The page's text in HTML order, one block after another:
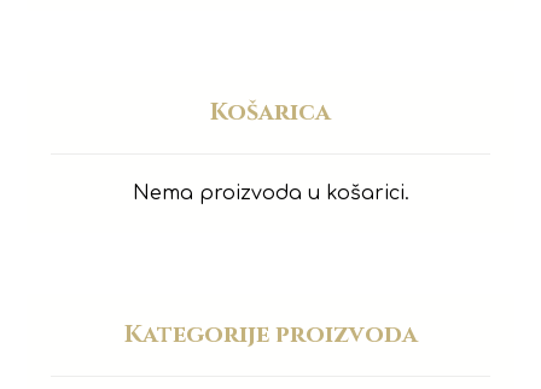
Košarica
Nema proizvoda u košarici.
Kategorije proizvoda